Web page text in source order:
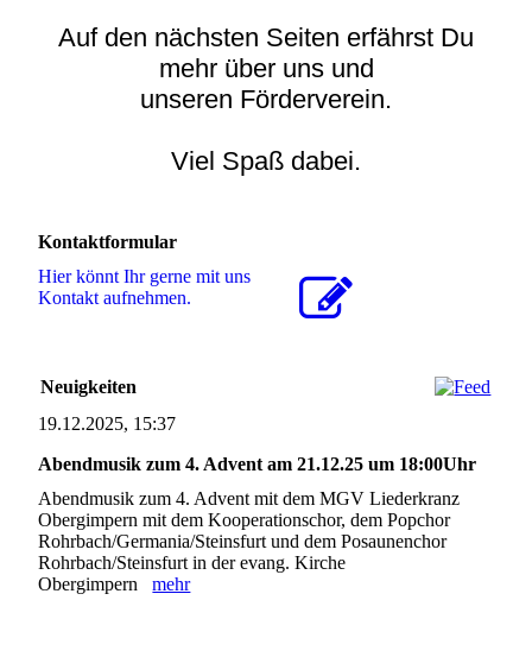
Auf den nächsten Seiten erfährst Du
mehr über uns und
unseren Förderverein.
Viel Spaß dabei.
Kontaktformular
Hier könnt Ihr gerne mit uns
Kontakt aufnehmen.
Neuigkeiten
19.12.2025, 15:37
Abendmusik zum 4. Advent am 21.12.25 um 18:00Uhr
Abendmusik zum 4. Advent mit dem MGV Liederkranz
Obergimpern mit dem Kooperationschor, dem Popchor
Rohrbach/Germania/Steinsfurt und dem Posaunenchor
Rohrbach/Steinsfurt in der evang. Kirche
Obergimpernmehr